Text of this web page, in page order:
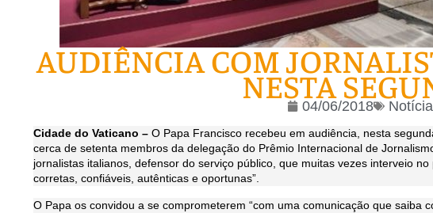
AUDIÊNCIA COM
NESTA
04/06/2018
Cidade do Vaticano – O Papa Francisco recebeu em audiência, nesta
cerca de setenta membros da delegação do Prêmio Internacional de
jornalistas italianos, defensor do serviço público, que muitas vezes interveio
corretas, confiáveis, autênticas e oportunas”.
O Papa os convidou a se comprometerem “com uma comunicação que saiba